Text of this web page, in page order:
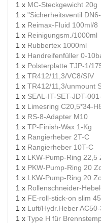
1 x MC-Steckgewicht 20g
1 x "Sicherheitsventil
1 x Reimax-Fluid 100ml/8
1 x Reinigungsm./1000ml
1 x Rubbertex 1000ml
1 x Handreifenfüller 0-
1 x Polsterplatte TJP-1/
1 x TR412/11,3/VC8/SIV
1 x TR412/11,3/unmount
1 x SEAL-IT-SET-JDT-
1 x Limesring C20,5*34-
1 x RS-8-Adapter M10
1 x TP-Finish-Wax 1-Kg
1 x Rangierheber 2T-C
1 x Rangierheber 10T-C
1 x LKW-Pump-Ring 22,5
1 x PKW-Pump-Ring 20
1 x LKW-Pump-Ring 20
1 x Rollenschneider-
1 x FE-roll-stick-on slim
1 x Luft/Hydr.Heber AC50-
1 x Type H für